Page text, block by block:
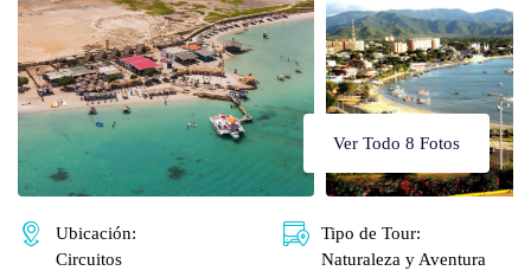
🌴 Península de Paria
Contacto
Ver Todo 8 Fotos
Ubicación:
Circuitos
Tipo de Tour:
Naturaleza y Aventura